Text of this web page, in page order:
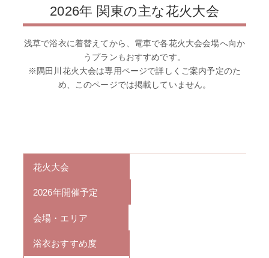
2026年 関東の主な花火大会
浅草で浴衣に着替えてから、電車で各花火大会会場へ向か
うプランもおすすめです。
※隅田川花火大会は専用ページで詳しくご案内予定のた
め、このページでは掲載していません。
花火大会
2026年開催予定
会場・エリア
浴衣おすすめ度